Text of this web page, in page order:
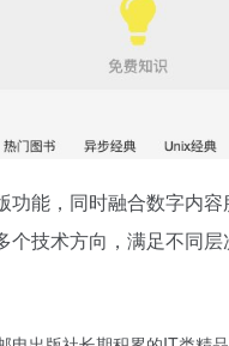
功能，同时融合数字内
技术方向，满足不同层